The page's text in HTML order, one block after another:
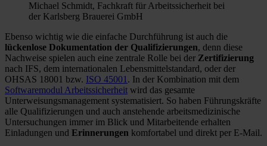
Michael Schmidt, Fachkraft für Arbeitssicherheit bei
der Karlsberg Brauerei GmbH
Ebenso wichtig wie die einfache Durchführung ist auch die
lückenlose Dokumentation der Qualifizierungen, denn diese
Nachweise spielen auch eine zentrale Rolle bei der Zertifizierung
nach IFS, dem internationalen Lebensmittelstandard, oder der
OHSAS 18001 bzw. ISO 45001 . In der Kombination mit dem
Softwaremodul Arbeitssicherheit wird das gesamte
Unterweisungsmanagement systematisiert. So haben Führungskräfte
alle Qualifizierungen und auch anstehende arbeitsmedizinische
Untersuchungen immer im Blick und Mitarbeitende erhalten
Einladungen und Erinnerungen komfortabel und direkt per E-Mail.